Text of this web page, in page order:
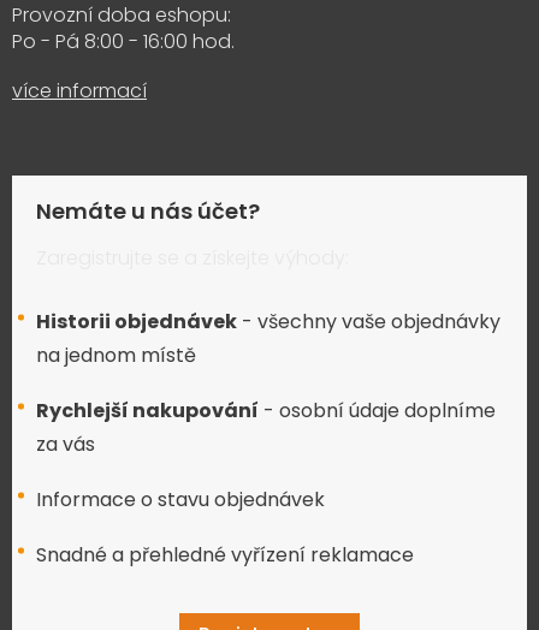
Provozní doba eshopu:
Po - Pá 8:00 - 16:00 hod.
více informací
Nemáte u nás účet?
Historii objednávek - všechny vaše objednávky
na jednom místě
Rychlejší nakupování - osobní údaje doplníme
za vás
Informace o stavu objednávek
Snadné a přehledné vyřízení reklamace